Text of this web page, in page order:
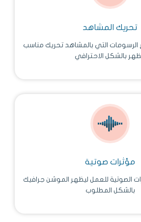
تحريك المشاهد
التي بالمشاهد تحريك مناسب
بالشكل الاحترافي
مؤثرات صوتية
الصوتية للعمل ليظهر الموشن جرافيك
بالشكل المطلوب